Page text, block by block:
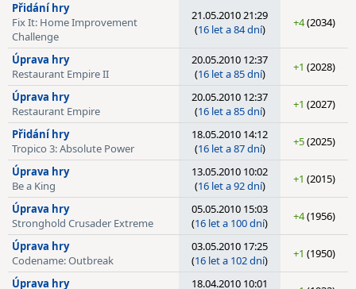
Přidání hry
Fix It: Home Improvement
Challenge
21.05.2010 21:29
(16 let a 84 dní) +4(2034)
Úprava hry
Restaurant Empire II
20.05.2010 12:37
(16 let a 85 dní) +1 (2028)
Úprava hry
Restaurant Empire
20.05.2010 12:37
(16 let a 85 dní) +1 (2027)
Přidání hry
Tropico 3: Absolute Power
18.05.2010 14:12
(16 let a 87 dní) +5(2025)
Úprava hry
Be a King
13.05.2010 10:02
(16 let a 92 dní) +1 (2015)
Úprava hry
Stronghold Crusader Extreme
05.05.2010 15:03
(16 let a 100 dní) +4(1956)
Úprava hry
Codename: Outbreak
03.05.2010 17:25
(16 let a 102 dní) +1 (1950)
Úprava hry
18.04.2010 10:01